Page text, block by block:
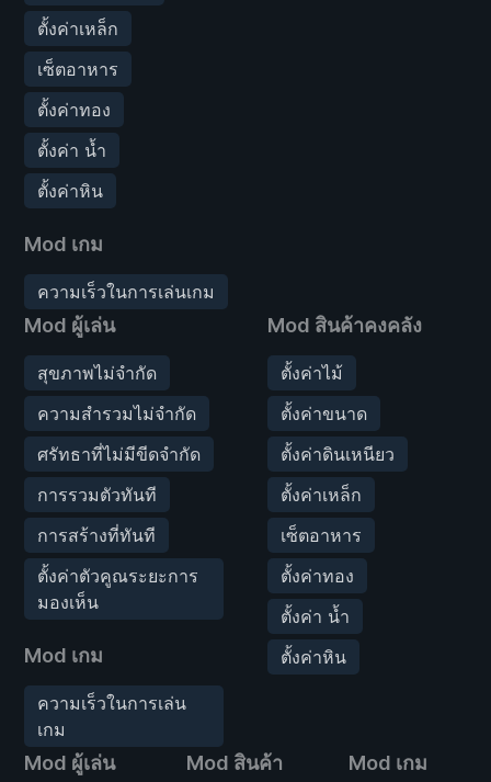
ตั้งค่าเหล็ก
เซ็ตอาหาร
ตั้งค่าทอง
ตั้งค่า น้ำ
ตั้งค่าหิน
Mod เกม
ความเร็วในการเล่นเกม
Mod ผู้เล่น
สุขภาพไม่จำกัด
ความสำรวมไม่จำกัด
ศรัทธาที่ไม่มีขีดจำกัด
การรวมตัวทันที
การสร้างที่ทันที
ตั้งค่าตัวคูณระยะการ
มองเห็น
Mod เกม
ความเร็วในการเล่น
เกม
Mod สินค้าคงคลัง
ตั้งค่าไม้
ตั้งค่าขนาด
ตั้งค่าดินเหนียว
ตั้งค่าเหล็ก
เซ็ตอาหาร
ตั้งค่าทอง
ตั้งค่า น้ำ
ตั้งค่าหิน
Mod ผู้เล่น
Mod สินค้า
Mod เกม